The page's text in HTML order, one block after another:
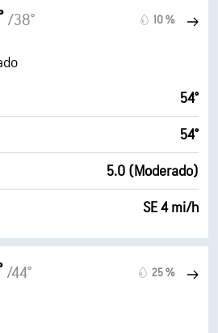
/38° 10 %
54°
54°
5.0 (Moderado)
SE 4 mi/h
/44° 25 %